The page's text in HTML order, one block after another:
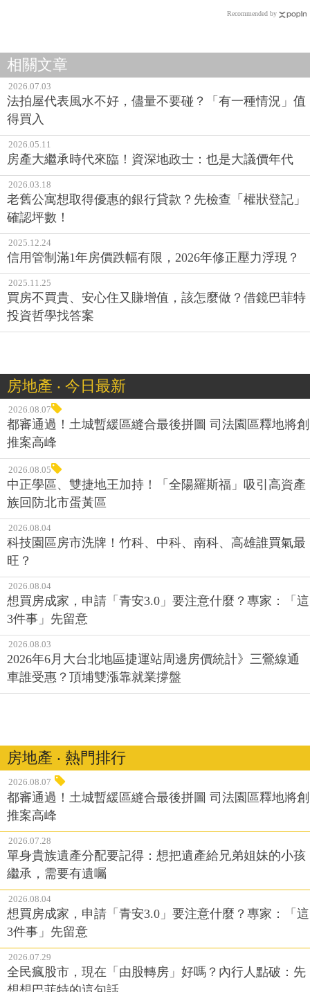
Recommended by
相關文章
2026.07.03
法拍屋代表風水不好，儘量不要碰？「有一種情況」值
得買入
2026.05.11
房產大繼承時代來臨！資深地政士：也是大議價年代
2026.03.18
老舊公寓想取得優惠的銀行貸款？先檢查「權狀登記」
確認坪數！
2025.12.24
信用管制滿1年房價跌幅有限，2026年修正壓力浮現？
2025.11.25
買房不買貴、安心住又賺增值，該怎麼做？借鏡巴菲特
投資哲學找答案
房地產 ‧ 今日最新
2026.08.07
都審通過！土城暫緩區縫合最後拼圖 司法園區釋地將創
推案高峰
2026.08.05
中正學區、雙捷地王加持！「全陽羅斯福」吸引高資產
族回防北市蛋黃區
2026.08.04
科技園區房市洗牌！竹科、中科、南科、高雄誰買氣最
旺？
2026.08.04
想買房成家，申請「青安3.0」要注意什麼？專家：「這
3件事」先留意
2026.08.03
2026年6月大台北地區捷運站周邊房價統計》三鶯線通
車誰受惠？頂埔雙漲靠就業撐盤
房地產 ‧ 熱門排行
2026.08.07
都審通過！土城暫緩區縫合最後拼圖 司法園區釋地將創
推案高峰
2026.07.28
單身貴族遺產分配要記得：想把遺產給兄弟姐妹的小孩
繼承，需要有遺囑
2026.08.04
想買房成家，申請「青安3.0」要注意什麼？專家：「這
3件事」先留意
2026.07.29
全民瘋股市，現在「由股轉房」好嗎？內行人點破：先